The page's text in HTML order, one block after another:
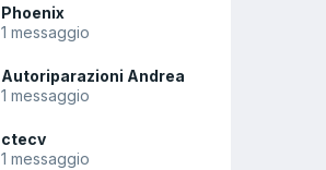
Phoenix
1 messaggio
Autoriparazioni Andrea
1 messaggio
ctecv
1 messaggio